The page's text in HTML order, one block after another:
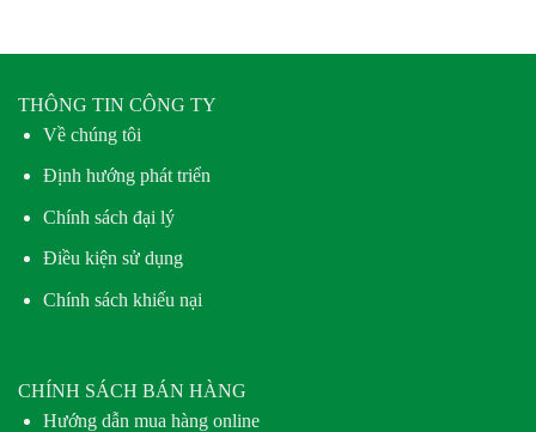
THÔNG TIN CÔNG TY
Về chúng tôi
Định hướng phát triển
Chính sách đại lý
Điều kiện sử dụng
Chính sách khiếu nại
CHÍNH SÁCH BÁN HÀNG
Hướng dẫn mua hàng online